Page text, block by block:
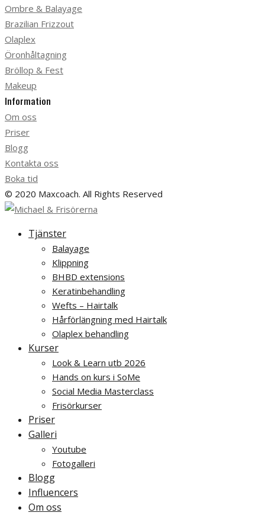
Ombre & Balayage
Brazilian Frizzout
Olaplex
Öronhåltagning
Bröllop & Fest
Makeup
Information
Om oss
Priser
Blogg
Kontakta oss
Boka tid
© 2020 Maxcoach. All Rights Reserved
Tjänster
Balayage
Klippning
BHBD extensions
Keratinbehandling
Wefts – Hairtalk
Hårförlängning med Hairtalk
Olaplex behandling
Kurser
Look & Learn utb 2026
Hands on kurs i SoMe
Social Media Masterclass
Frisörkurser
Priser
Galleri
Youtube
Fotogalleri
Blogg
Influencers
Om oss